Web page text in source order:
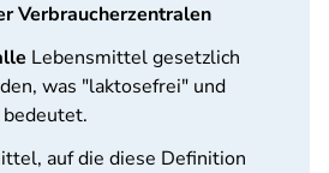
Verbraucherzentralen
Lebensmittel gesetzlich
was "laktosefrei" und
auf die diese Definition